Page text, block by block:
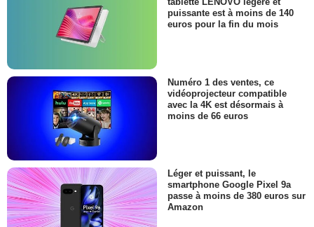
puissante est à moins de 140
euros pour la fin du mois
Numéro 1 des ventes, ce
vidéoprojecteur compatible
avec la 4K est désormais à
moins de 66 euros
Léger et puissant, le
smartphone Google Pixel 9a
passe à moins de 380 euros sur
Amazon